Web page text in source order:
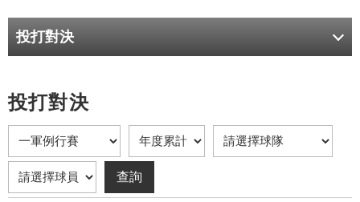
投打對決
投打對決